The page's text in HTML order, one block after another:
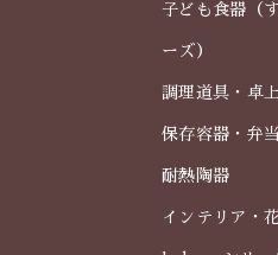
子ども食器（
ーズ）
調理道具・卓
保存容器・弁
耐熱陶器
インテリア・